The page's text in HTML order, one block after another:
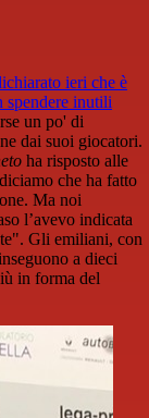
ieri che è
spendere inutili
un po' di
dai suoi giocatori.
ha risposto alle
che ha fatto
Ma noi
l’avevo indicata
Gli emiliani, con
a dieci
in forma del